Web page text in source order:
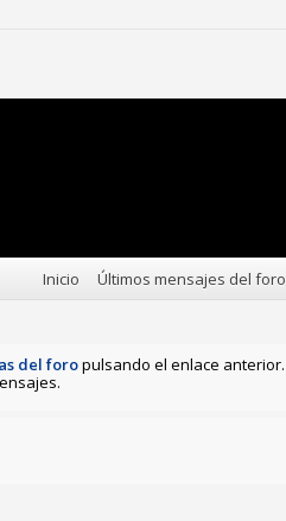
Inicio Últimos mensajes del foro
del foropulsando el enlace anterior.